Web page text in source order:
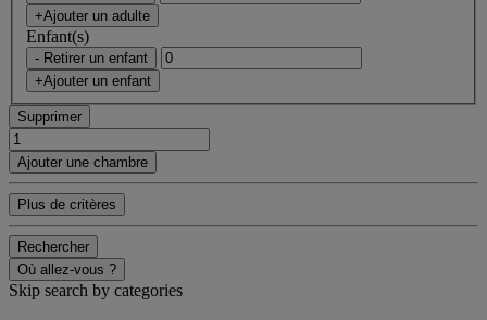
+Ajouter un adulte
Enfant(s)
- Retirer un enfant
+Ajouter un enfant
Supprimer
Ajouter une chambre
Plus de critères
Rechercher
Où allez-vous ?
Skip search by categories